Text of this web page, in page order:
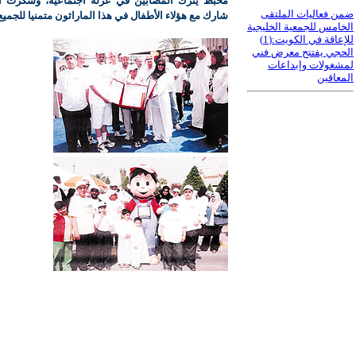
شارك مع هؤلاء الأطفال في هذا الماراثون متمنيا
ضمن فعاليات الملتقى
الخامس للجمعية الخليجية
للإعاقة في الكويت:(1)
الحجي يفتتح معرض فني
لمشغولات وإبداعات
المعاقين